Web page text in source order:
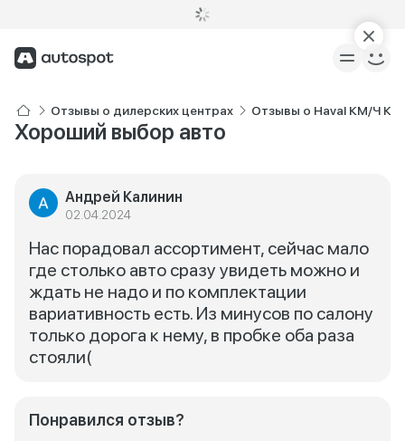
Отзывы о дилерских центрах Отзывы о Haval КМ/Ч
Хороший выбор авто
Андрей Калинин
02.04.2024
Нас порадовал ассортимент, сейчас мало
где столько авто сразу увидеть можно и
ждать не надо и по комплектации
вариативность есть. Из минусов по салону
только дорога к нему, в пробке оба раза
стояли(
Понравился отзыв?